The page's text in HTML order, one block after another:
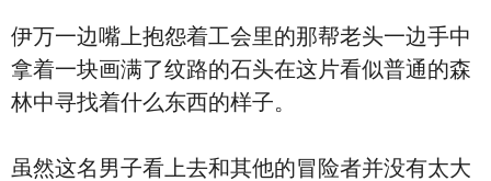
伊万一边嘴上抱怨着工会里的那帮老头一边手中
拿着一块画满了纹路的石头在这片看似普通的森
林中寻找着什么东西的样子。
虽然这名男子看上去和其他的冒险者并没有太大